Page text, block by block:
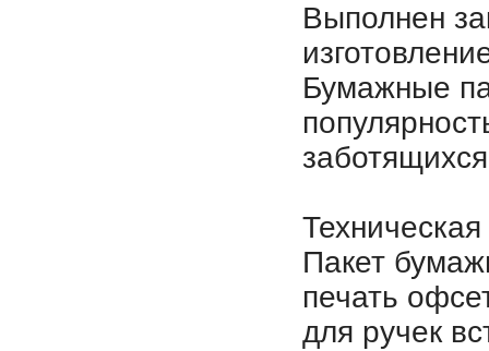
Выполнен
Бумажные
Пакет
печать
для ручек